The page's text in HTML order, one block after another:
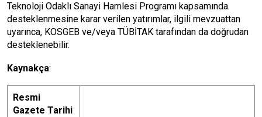
Teknoloji Odaklı Sanayi Hamlesi Programı kapsamında
desteklenmesine karar verilen yatırımlar, ilgili mevzuattan
uyarınca, KOSGEB ve/veya TÜBİTAK tarafından da doğrudan
desteklenebilir.
Kaynakça:
Resmi
Gazete Tarihi